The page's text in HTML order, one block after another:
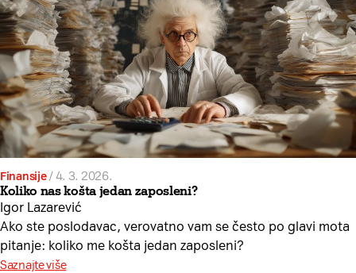
Finansije/4. 3. 2026.
Koliko nas košta jedan zaposleni?
Igor Lazarević
Ako ste poslodavac, verovatno vam se često po glavi mota
pitanje: koliko me košta jedan zaposleni?
Saznajte više